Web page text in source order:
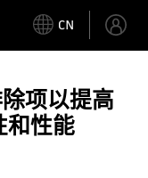
CN
项以提高
性能